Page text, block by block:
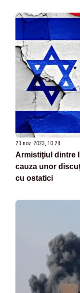
23 nov. 2023, 10:28
Armistiţiul dintre
cauza unor
cu ostatici